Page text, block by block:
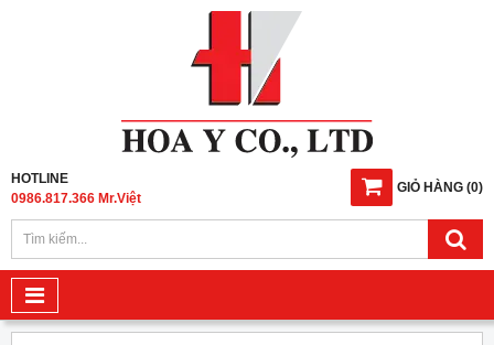
GIỎ HÀNG (0)
HOTLINE
0986.817.366 Mr.Việt